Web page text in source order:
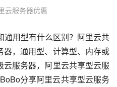
云服务器优惠
通用型有什么区别？阿里云共
，通用型、计算型、内存或
服务器，阿里云共享型云服
分享阿里云共享型云服务